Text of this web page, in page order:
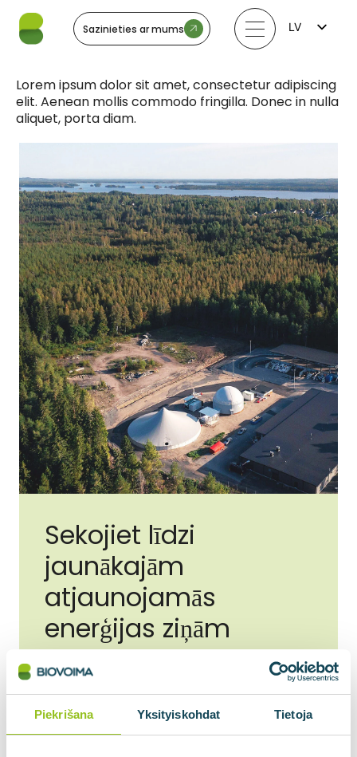
Piekrišana Yksityiskohdat Tietoja
Sazinieties ar mums
LV
EE
SV
Lorem ipsum dolor sit amet, consectetur adipiscing
elit. Aenean mollis commodo fringilla. Donec in nulla
aliquet, porta diam.
Sekojiet līdzi
jaunākajām
atjaunojamās
enerģijas ziņām
E-pasta adrese